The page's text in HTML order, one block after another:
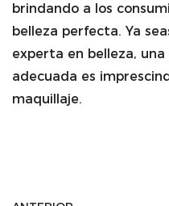
brindando a los
belleza perfecta. Ya
experta en belleza,
adecuada es
maquillaje.